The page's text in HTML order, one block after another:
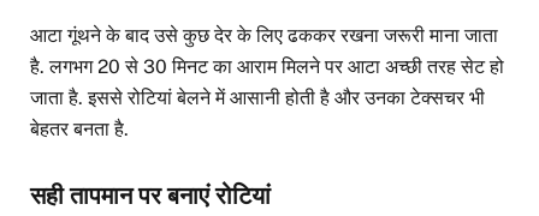
आटा गूंथने के बाद उसे कुछ देर के लिए ढककर रखना जरूरी माना जाता
है. लगभग 20 से 30 मिनट का आराम मिलने पर आटा अच्छी तरह सेट हो
जाता है. इससे रोटियां बेलने में आसानी होती है और उनका टेक्सचर भी
बेहतर बनता है.
सही तापमान पर बनाएं रोटियां